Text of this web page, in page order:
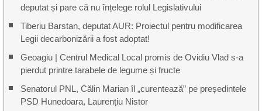
deputat și pare că nu înțelege rolul Legislativului
Tiberiu Barstan, deputat AUR: Proiectul pentru modificarea
Legii decarbonizării a fost adoptat!
Geoagiu | Centrul Medical Local promis de Ovidiu Vlad s-a
pierdut printre tarabele de legume și fructe
Senatorul PNL, Călin Marian îl „curentează” pe președintele
PSD Hunedoara, Laurențiu Nistor